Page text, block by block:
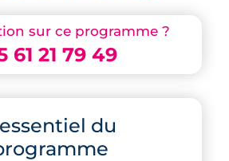
sur ce programme ?
61 21 79 49
du